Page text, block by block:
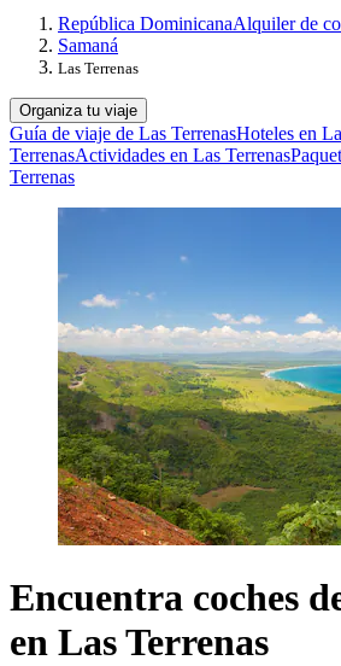
República DominicanaAlquiler de
Samaná
Las Terrenas
Organiza tu viaje
Guía de viaje de Las TerrenasHoteles en
TerrenasActividades en Las Terrenas
Terrenas
Encuentra coches
en Las Terrenas